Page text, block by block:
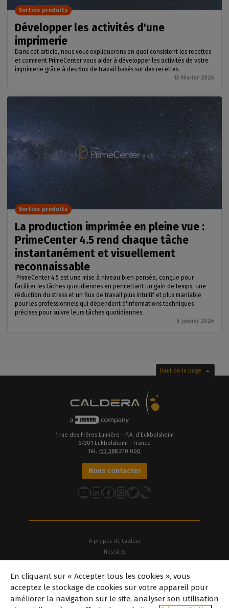
Développer les activités d'une
imprimerie
Dans cet article, nous vous expliquerons en quoi consistent les recettes
et comment PrimeCenter vous aider à développer les activités de votre
imprimerie grâce à des flux de travail basés sur des recettes.
13 février 2026
Sorties produits
La production imprimée en pleine vue :
PrimeCenter 4.5 rend chaque tâche
instantanément et visuellement
reconnaissable
PrimeCenter 4.5 est une mise à niveau bien pensée, conçue pour
faciliter les tâches quotidiennes en permettant un gain de temps, une
réduction du stress et un flux de travail plus intuitif et plus maniable
pour les professionnels qui dépendent d'informations techniques
précises pour suivre leurs tâches quotidiennes.
6 janvier 2026
Sorties produits
Haut de la page
1 rue des Frères Lumière - P.A. d’Eckbolsheim
67201 Eckbolsheim - France
Tél. +33 388 210 000
Nous contacter
YouTube
LinkedIn
Facebook
Instagram
Twitter
À propos de Caldera
Nos sites
Offres d'emploi
Partenaires
En cliquant sur « Accepter tous les cookies », vous
acceptez le stockage de cookies sur votre appareil pour
améliorer la navigation sur le site, analyser son utilisation